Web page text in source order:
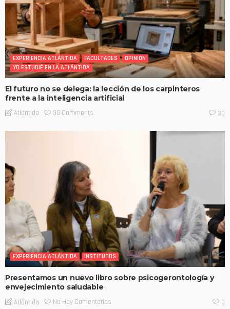
EXPERIENCIA ATLÁNTIDA FACULTADES
OPINIÓN
YO ESTUDIÉ EN LA ATLÁNTIDA
El futuro no se delega: la lección de los carpinteros
frente a la inteligencia artificial
Atlántida 30 Comments 30
EXPERIENCIA ATLÁNTIDA INSTITUTOS
Presentamos un nuevo libro sobre psicogerontología y
envejecimiento saludable
Atlántida No Hay Comentarios 0